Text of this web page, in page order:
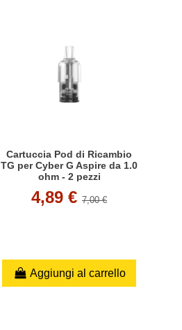
Cartuccia Pod di Ricambio
TG per Cyber G Aspire da 1.0
ohm - 2 pezzi
4,89 € 7,00 €
Aggiungi al carrello